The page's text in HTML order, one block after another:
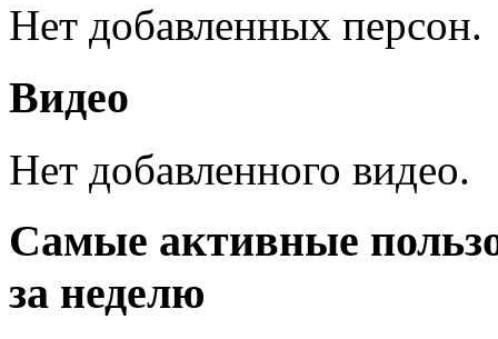
Нет добавленных персон.
Видео
Нет добавленного видео.
Самые активные
за неделю